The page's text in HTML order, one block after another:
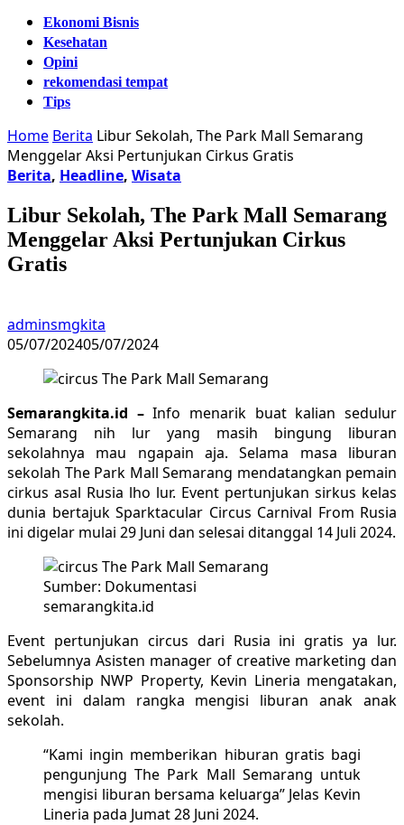
Ekonomi Bisnis
Kesehatan
Opini
rekomendasi tempat
Tips
Home Berita Libur Sekolah, The Park Mall Semarang
Menggelar Aksi Pertunjukan Cirkus Gratis
Berita, Headline, Wisata
Libur Sekolah, The Park Mall Semarang
Menggelar Aksi Pertunjukan Cirkus
Gratis
adminsmgkita
05/07/202405/07/2024
Semarangkita.id –Info menarik buat kalian sedulur
Semarang nih lur yang masih bingung liburan
sekolahnya mau ngapain aja. Selama masa liburan
sekolah The Park Mall Semarang mendatangkan pemain
cirkus asal Rusia lho lur. Event pertunjukan sirkus kelas
dunia bertajuk Sparktacular Circus Carnival From Rusia
ini digelar mulai 29 Juni dan selesai ditanggal 14 Juli 2024.
Sumber: Dokumentasi
semarangkita.id
Event pertunjukan circus dari Rusia ini gratis ya lur.
Sebelumnya Asisten manager of creative marketing dan
Sponsorship NWP Property, Kevin Lineria mengatakan,
event ini dalam rangka mengisi liburan anak anak
sekolah.
“Kami ingin memberikan hiburan gratis bagi
pengunjung The Park Mall Semarang untuk
mengisi liburan bersama keluarga” Jelas Kevin
Lineria pada Jumat 28 Juni 2024.